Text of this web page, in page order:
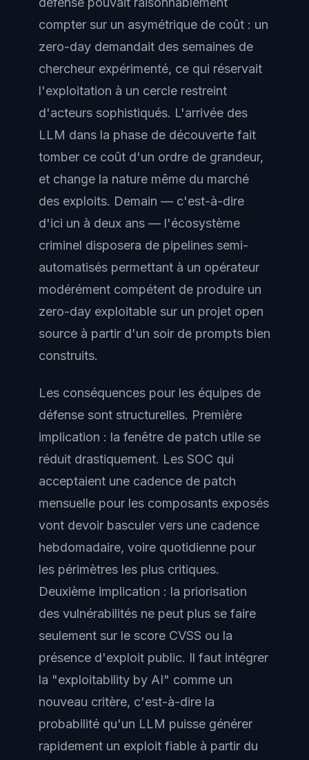
compter sur un asymétrique de coût : un
zero-day demandait des semaines de
chercheur expérimenté, ce qui réservait
l'exploitation à un cercle restreint
d'acteurs sophistiqués. L'arrivée des
LLM dans la phase de découverte fait
tomber ce coût d'un ordre de grandeur,
et change la nature même du marché
des exploits. Demain — c'est-à-dire
d'ici un à deux ans — l'écosystème
criminel disposera de pipelines semi-
automatisés permettant à un opérateur
modérément compétent de produire un
zero-day exploitable sur un projet open
source à partir d'un soir de prompts bien
construits.
Les conséquences pour les équipes de
défense sont structurelles. Première
implication : la fenêtre de patch utile se
réduit drastiquement. Les SOC qui
acceptaient une cadence de patch
mensuelle pour les composants exposés
vont devoir basculer vers une cadence
hebdomadaire, voire quotidienne pour
les périmètres les plus critiques.
Deuxième implication : la priorisation
des vulnérabilités ne peut plus se faire
seulement sur le score CVSS ou la
présence d'exploit public. Il faut intégrer
la "exploitability by AI" comme un
nouveau critère, c'est-à-dire la
probabilité qu'un LLM puisse générer
rapidement un exploit fiable à partir du